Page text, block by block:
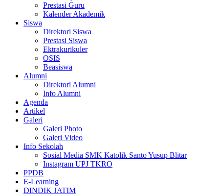
Prestasi Guru
Kalender Akademik
Siswa
Direktori Siswa
Prestasi Siswa
Ektrakurikuler
OSIS
Beasiswa
Alumni
Direktori Alumni
Info Alumni
Agenda
Artikel
Galeri
Galeri Photo
Galeri Video
Info Sekolah
Sosial Media SMK Katolik Santo Yusup Blitar
Instagram UPJ TKRO
PPDB
E-Learning
DINDIK JATIM